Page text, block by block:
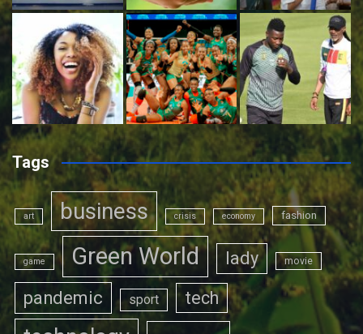
Tags
art business crisis economy fashion
game Green World lady movie
pandemic sport tech